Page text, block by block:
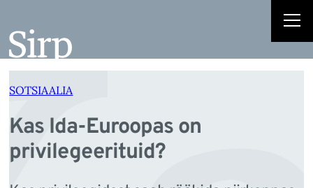
juurde
SOTSIAALIA
Kas Ida-Euroopas on
privilegeerituid?